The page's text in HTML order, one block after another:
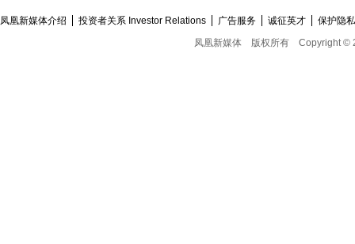
凤凰新媒体介绍 投资者关系 Investor Relations 广告服务 诚征英才
保护隐
凤凰新媒体
版权所有 Copyright ©